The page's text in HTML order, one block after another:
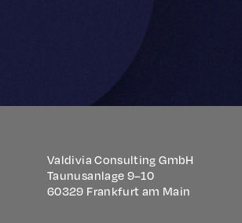
Valdivia Consulting GmbH
Taunusanlage 9–10
60329 Frankfurt am Main